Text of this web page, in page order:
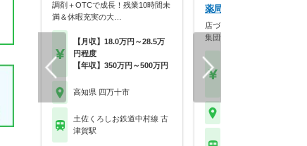
調剤＋OTCで成長！残業10時間未
満＆休暇充実の大…
【月収】18.0万円～28.5万
円程度
【年収】350万円～500万円
高知県 四万十市
土佐くろしお鉄道中村線 古
津賀駅
薬局
店づくり＝人づくり＝同じ
集団づくりを心がけて…